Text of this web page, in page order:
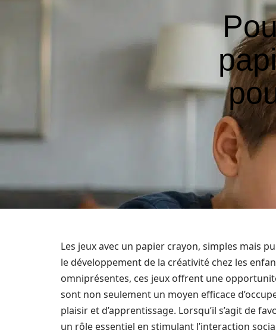
Les jeux avec un papier crayon, simples mais
le développement de la créativité chez les
omniprésentes, ces jeux offrent une
sont non seulement un moyen efficace
plaisir et d’apprentissage. Lorsqu’il s’agit de
un rôle essentiel en stimulant l’interaction